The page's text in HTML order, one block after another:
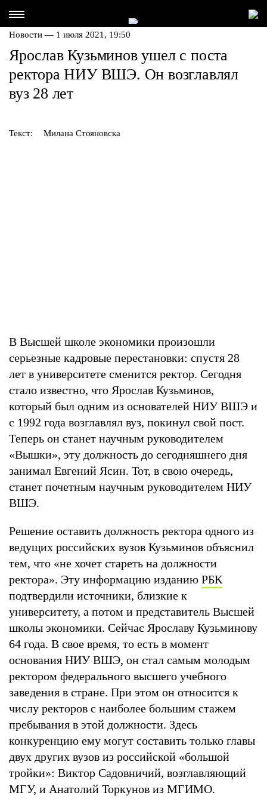
Новости — 1 июля 2021, 19:50
Ярослав Кузьминов ушел с поста
ректора НИУ ВШЭ. Он возглавлял
вуз 28 лет
Текст: Милана Стояновска
В Высшей школе экономики произошли
серьезные кадровые перестановки: спустя 28
лет в университете сменится ректор. Сегодня
стало известно, что Ярослав Кузьминов,
который был одним из основателей НИУ ВШЭ и
с 1992 года возглавлял вуз, покинул свой пост.
Теперь он станет научным руководителем
«Вышки», эту должность до сегодняшнего дня
занимал Евгений Ясин. Тот, в свою очередь,
станет почетным научным руководителем НИУ
ВШЭ.
Решение оставить должность ректора одного из
ведущих российских вузов Кузьминов объяснил
тем, что «не хочет стареть на должности
ректора». Эту информацию изданию РБК
подтвердили источники, близкие к
университету, а потом и представитель Высшей
школы экономики. Сейчас Ярославу Кузьминову
64 года. В свое время, то есть в момент
основания НИУ ВШЭ, он стал самым молодым
ректором федерального высшего учебного
заведения в стране. При этом он относится к
числу ректоров с наиболее большим стажем
пребывания в этой должности. Здесь
конкуренцию ему могут составить только главы
двух других вузов из российской «большой
тройки»: Виктор Садовничий, возглавляющий
МГУ, и Анатолий Торкунов из МГИМО.